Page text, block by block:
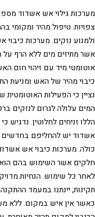
מערכות גילוי אש אשדוד
צפויות. טיפול מהיר ומקומי
ולמנוע נזקים. מערכות
אשר מתיזים מים ללא הרף על
אוטומטי מיד עם זיהוי חום
כיבוי מהיר של האש ומניעת
נציין כי הפעילות
המים עלולה לגרום לנזקים
הללו זניחים לחלוטין. נדגיש
אשדוד יש להחליפם בחדשים
כולה. מערכות כיבוי אש
חלקים אשר השימוש בהם הוא
לאחר כל שימוש. הנחיות
תקינות, יינתנו במעמד
כאשר אין איש במקום. ללא